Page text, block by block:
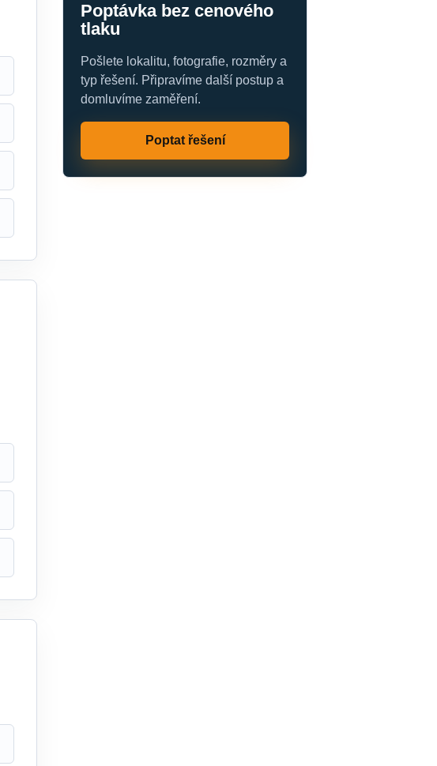
Poptávka bez cenového
tlaku
Pošlete lokalitu, fotografie, rozměry a
typ řešení. Připravíme další postup a
domluvíme zaměření.
Poptat řešení